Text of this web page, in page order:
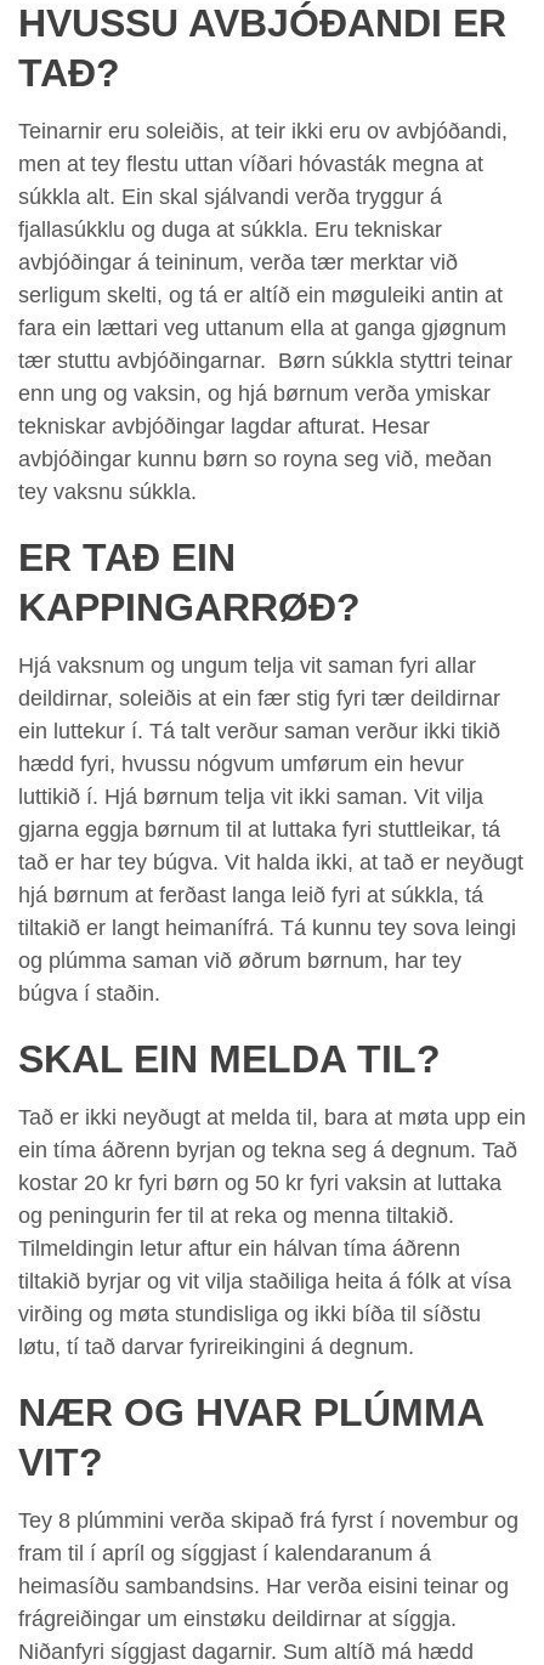
HVUSSU AVBJÓÐANDI ER
TAÐ?
Teinarnir eru soleiðis, at teir ikki eru ov avbjóðandi,
men at tey flestu uttan víðari hóvasták megna at
súkkla alt. Ein skal sjálvandi verða tryggur á
fjallasúkklu og duga at súkkla. Eru tekniskar
avbjóðingar á teininum, verða tær merktar við
serligum skelti, og tá er altíð ein møguleiki antin at
fara ein lættari veg uttanum ella at ganga gjøgnum
tær stuttu avbjóðingarnar. Børn súkkla styttri teinar
enn ung og vaksin, og hjá børnum verða ymiskar
tekniskar avbjóðingar lagdar afturat. Hesar
avbjóðingar kunnu børn so royna seg við, meðan
tey vaksnu súkkla.
ER TAÐ EIN
KAPPINGARRØÐ?
Hjá vaksnum og ungum telja vit saman fyri allar
deildirnar, soleiðis at ein fær stig fyri tær deildirnar
ein luttekur í. Tá talt verður saman verður ikki tikið
hædd fyri, hvussu nógvum umførum ein hevur
luttikið í. Hjá børnum telja vit ikki saman. Vit vilja
gjarna eggja børnum til at luttaka fyri stuttleikar, tá
tað er har tey búgva. Vit halda ikki, at tað er neyðugt
hjá børnum at ferðast langa leið fyri at súkkla, tá
tiltakið er langt heimanífrá. Tá kunnu tey sova leingi
og plúmma saman við øðrum børnum, har tey
búgva í staðin.
SKAL EIN MELDA TIL?
Tað er ikki neyðugt at melda til, bara at møta upp ein
ein tíma áðrenn byrjan og tekna seg á degnum. Tað
kostar 20 kr fyri børn og 50 kr fyri vaksin at luttaka
og peningurin fer til at reka og menna tiltakið.
Tilmeldingin letur aftur ein hálvan tíma áðrenn
tiltakið byrjar og vit vilja staðiliga heita á fólk at vísa
virðing og møta stundisliga og ikki bíða til síðstu
løtu, tí tað darvar fyrireikingini á degnum.
NÆR OG HVAR PLÚMMA
VIT?
Tey 8 plúmmini verða skipað frá fyrst í novembur og
fram til í apríl og síggjast í kalendaranum á
heimasíðu sambandsins. Har verða eisini teinar og
frágreiðingar um einstøku deildirnar at síggja.
Niðanfyri síggjast dagarnir. Sum altíð má hædd